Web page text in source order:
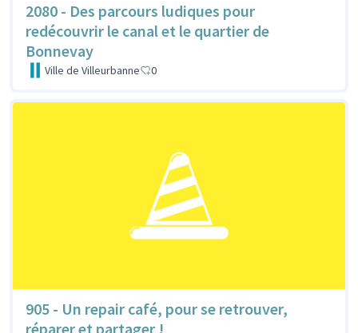
2080 - Des parcours ludiques pour
redécouvrir le canal et le quartier de
Bonnevay
Ville de Villeurbanne 0
905 - Un repair café, pour se retrouver,
réparer et partager !